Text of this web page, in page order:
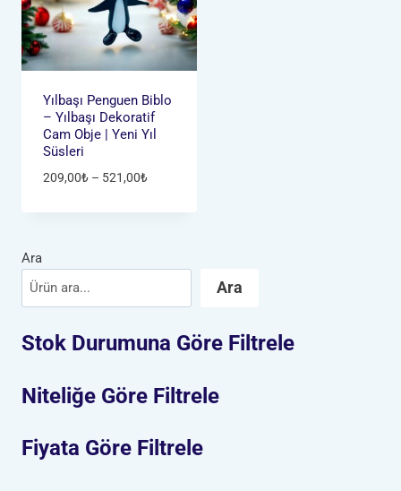
Yılbaşı Penguen Biblo
– Yılbaşı Dekoratif
Cam Obje | Yeni Yıl
Süsleri
209,00₺ – 521,00₺Fiyat
209,00₺
Ara
Ara
Stok Durumuna Göre Filtrele
Niteliğe Göre Filtrele
Fiyata Göre Filtrele